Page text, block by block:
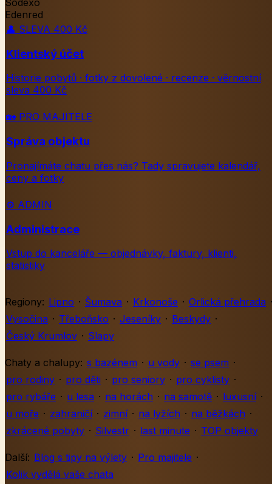
Sodexo
Edenred
👤 SLEVA 400 Kč
Klientský účet
Historie pobytů · fotky z dovolené · recenze · věrnostní
sleva 400 Kč
🏡 PRO MAJITELE
Správa objektu
Pronajímáte chatu přes nás? Tady spravujete kalendář,
ceny a fotky
⚙️ ADMIN
Administrace
Vstup do kanceláře — objednávky, faktury, klienti,
statistiky
Regiony: Lipno · Šumava · Krkonoše · Orlická přehrada ·
Vysočina · Třeboňsko · Jeseníky · Beskydy ·
Český Krumlov · Slapy
Chaty a chalupy: s bazénem · u vody · se psem ·
pro rodiny · pro děti · pro seniory · pro cyklisty ·
pro rybáře · u lesa · na horách · na samotě · luxusní ·
u moře · zahraničí · zimní · na lyžích · na běžkách ·
zkrácené pobyty · Silvestr · last minute · TOP objekty
Další: Blog s tipy na výlety · Pro majitele ·
Kolik vydělá vaše chata